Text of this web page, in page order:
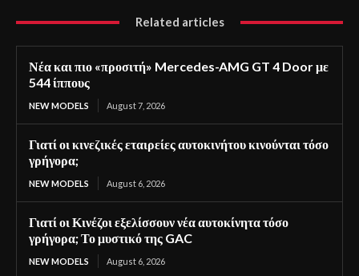
Related articles
Νέα και πιο «προσιτή» Mercedes-AMG GT 4 Door με
544 ίππους
NEW MODELS August 7, 2026
Γιατί οι κινεζικές εταιρείες αυτοκινήτου κινούνται τόσο
γρήγορα;
NEW MODELS August 6, 2026
Γιατί οι Κινέζοι εξελίσσουν νέα αυτοκίνητα τόσο
γρήγορα; Το μυστικό της GAC
NEW MODELS August 6, 2026